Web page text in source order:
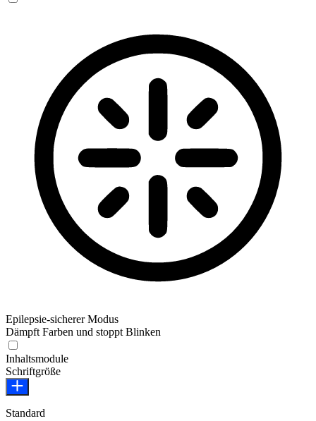
Epilepsie-sicherer Modus
Dämpft Farben und stoppt Blinken
Inhaltsmodule
Schriftgröße
Standard